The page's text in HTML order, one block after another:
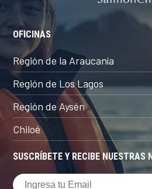
SUSCRÍBETE Y RECIBE NUESTRAS
OFICINAS
Región de la Araucanía
Región de Los Lagos
Región de Aysén
Chiloé